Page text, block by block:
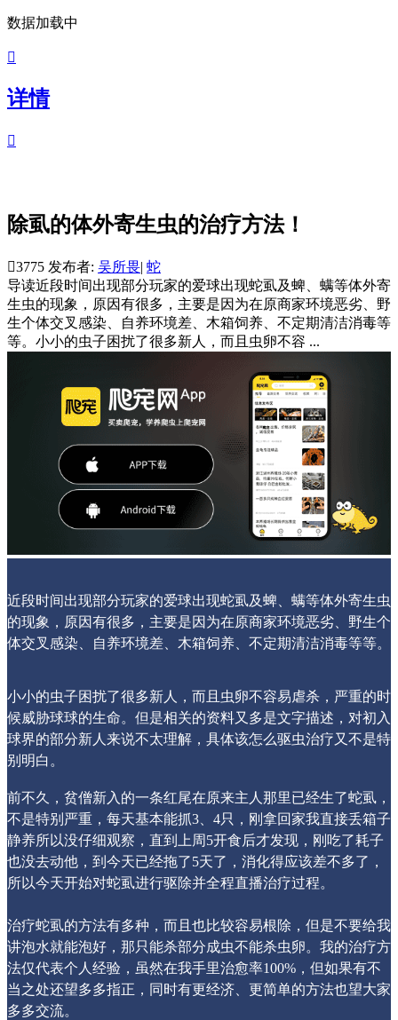
数据加载中

详情

除虱的体外寄生虫的治疗方法！
3775 发布者: 吴所畏| 蛇
导读近段时间出现部分玩家的爱球出现蛇虱及蜱、螨等体外寄
生虫的现象，原因有很多，主要是因为在原商家环境恶劣、野
生个体交叉感染、自养环境差、木箱饲养、不定期清洁消毒等
等。小小的虫子困扰了很多新人，而且虫卵不容 ...
近段时间出现部分玩家的爱球出现蛇虱及蜱、螨等体外寄生虫
的现象，原因有很多，主要是因为在原商家环境恶劣、野生个
体交叉感染、自养环境差、木箱饲养、不定期清洁消毒等等。
小小的虫子困扰了很多新人，而且虫卵不容易虐杀，严重的时
候威胁球球的生命。但是相关的资料又多是文字描述，对初入
球界的部分新人来说不太理解，具体该怎么驱虫治疗又不是特
别明白。
前不久，贫僧新入的一条红尾在原来主人那里已经生了蛇虱，
不是特别严重，每天基本能抓3、4只，刚拿回家我直接丢箱子
静养所以没仔细观察，直到上周5开食后才发现，刚吃了耗子
也没去动他，到今天已经拖了5天了，消化得应该差不多了，
所以今天开始对蛇虱进行驱除并全程直播治疗过程。
治疗蛇虱的方法有多种，而且也比较容易根除，但是不要给我
讲泡水就能泡好，那只能杀部分成虫不能杀虫卵。我的治疗方
法仅代表个人经验，虽然在我手里治愈率100%，但如果有不
当之处还望多多指正，同时有更经济、更简单的方法也望大家
多多交流。